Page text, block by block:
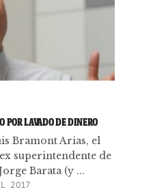
POR LAVADO DE DINERO
Bramont Arias, el
superintendente de
Barata (y ...
2017